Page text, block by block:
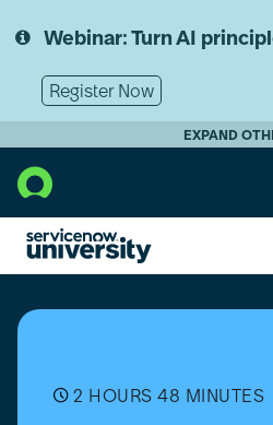
to
content
to
Webinar: Turn AI
Register Now
EXPAND
Incident
Management
2 HOURS 48 MINUTES